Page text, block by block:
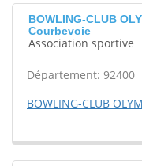
BOWLING-CLUB
Courbevoie
Association sportive
Département: 92400
BOWLING-CLUB